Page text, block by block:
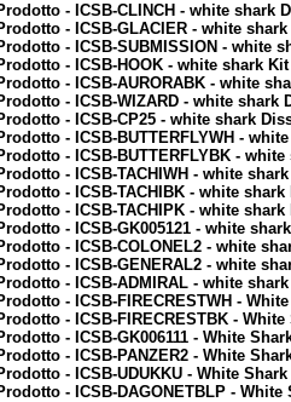
- ICSB-CLINCH - white
- ICSB-GLACIER - white
- ICSB-SUBMISSION - white
- ICSB-HOOK - white shark
- ICSB-AURORABK - white
- ICSB-WIZARD - white
- ICSB-CP25 - white shark
- ICSB-BUTTERFLYWH -
- ICSB-BUTTERFLYBK -
- ICSB-TACHIWH - white
- ICSB-TACHIBK - white
- ICSB-TACHIPK - white
- ICSB-GK005121 - white
- ICSB-COLONEL2 - white
- ICSB-GENERAL2 - white
- ICSB-ADMIRAL - white
- ICSB-FIRECRESTWH -
- ICSB-FIRECRESTBK -
- ICSB-GK006111 - White
- ICSB-PANZER2 - White
- ICSB-UDUKKU - White
- ICSB-DAGONETBLP -